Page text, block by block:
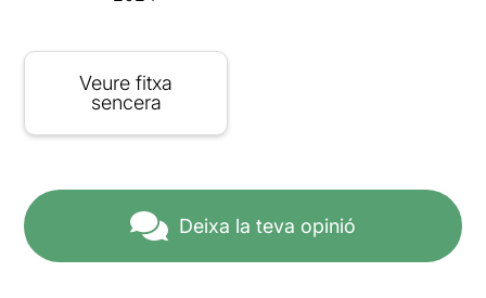
Veure fitxa
sencera
Deixa la teva opinió